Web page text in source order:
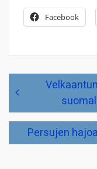
Facebook
Artikkelien
selaus
Persujen